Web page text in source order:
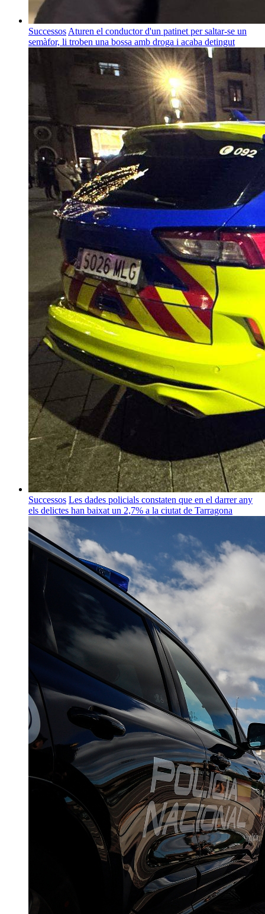
Successos Aturen el conductor d'un patinet per saltar-se un
semàfor, li troben una bossa amb droga i acaba detingut
Successos Les dades policials constaten que en el darrer any
els delictes han baixat un 2,7% a la ciutat de Tarragona